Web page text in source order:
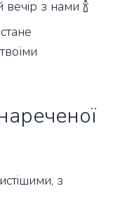
з нами 🍾
з